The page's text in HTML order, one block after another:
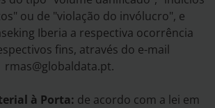
ou de "violação do invólucro", e
Iberia a respectiva ocorrência
fins, através do e-mail
rmas@globaldata.pt.
à Porta: de acordo com a lei em